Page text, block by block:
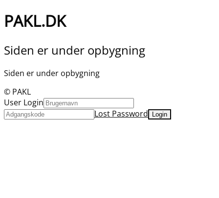
PAKL.DK
Siden er under opbygning
Siden er under opbygning
© PAKL
User Login
Lost Password